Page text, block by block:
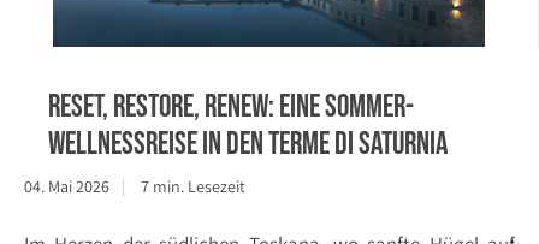
Reset, Restore, Renew: Eine Sommer-
Wellnessreise in den Terme di Saturnia
04. Mai 2026 7 min. Lesezeit